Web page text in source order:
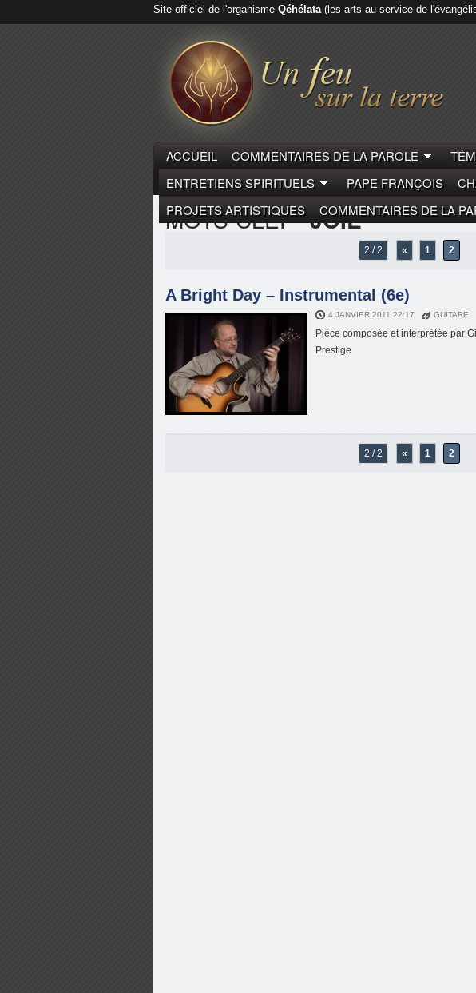
Site officiel de l'organisme Qéhélata(les arts au service de
ACCUEIL COMMENTAIRES DE LA PAROLE
ENTRETIENS SPIRITUELS
PAPE FRANÇOIS
PROJETS ARTISTIQUES
COMMENTAIRES DE LA
MOTS-CLEF"JOIE"
2 / 2 « 1 2
A Bright Day – Instrumental (6e)
4 JANVIER 2011 22:17 GUITARE
Pièce composée et interprétée par
Prestige
2 / 2 « 1 2